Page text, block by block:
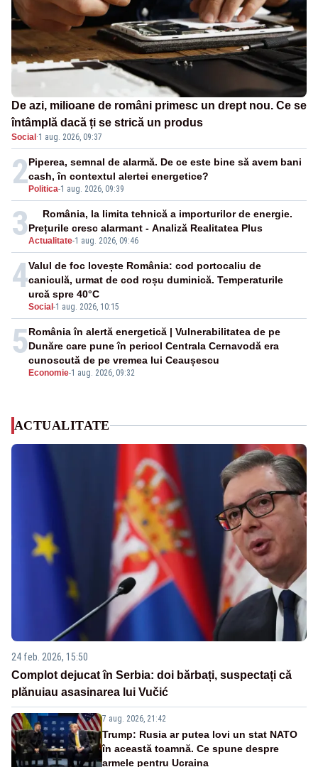
De azi, milioane de români primesc un drept nou. Ce se
întâmplă dacă ți se strică un produs
Social ·1 aug. 2026, 09:37
2 Politica-1 aug. 2026, 09:39
Piperea, semnal de alarmă. De ce este bine să avem bani
cash, în contextul alertei energetice?
3Actualitate-1 aug. 2026, 09:46
România, la limita tehnică a importurilor de energie.
Prețurile cresc alarmant - Analiză Realitatea Plus
4
Social -1 aug. 2026, 10:15
Valul de foc lovește România: cod portocaliu de
caniculă, urmat de cod roșu duminică. Temperaturile
urcă spre 40°C
5
Economie-1 aug. 2026, 09:32
România în alertă energetică | Vulnerabilitatea de pe
Dunăre care pune în pericol Centrala Cernavodă era
cunoscută de pe vremea lui Ceaușescu
ACTUALITATE
24 feb. 2026, 15:50
Complot dejucat în Serbia: doi bărbați, suspectați că
plănuiau asasinarea lui Vučić
7 aug. 2026, 21:42
Trump: Rusia ar putea lovi un stat NATO
în această toamnă. Ce spune despre
armele pentru Ucraina